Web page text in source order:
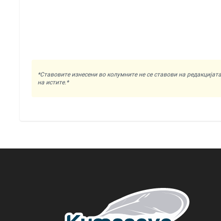
*Ставовите изнесени во колумните не се ставови на
на истите.*